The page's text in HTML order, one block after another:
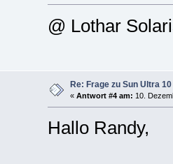
@ Lothar
Re: Frage zu Sun Ultra
« Antwort #4 am: 10.
Hallo Randy,